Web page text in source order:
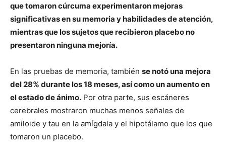
que tomaron cúrcuma experimentaron mejoras
significativas en su memoria y habilidades de atención,
mientras que los sujetos que recibieron placebo no
presentaron ninguna mejoría.
En las pruebas de memoria, también se notó una mejora
del 28% durante los 18 meses, así como un aumento en
el estado de ánimo. Por otra parte, sus escáneres
cerebrales mostraron muchas menos señales de
amiloide y tau en la amígdala y el hipotálamo que los que
tomaron un placebo.